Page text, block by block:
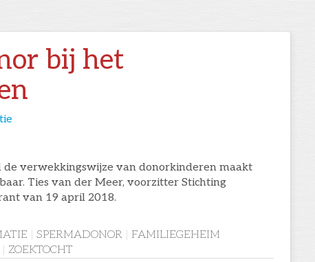
bij het
de verwekkingswijze van donorkinderen maakt
Ties van der Meer, voorzitter Stichting
van 19 april 2018.
SPERMADONOR
FAMILIEGEHEIM
ZOEKTOCHT